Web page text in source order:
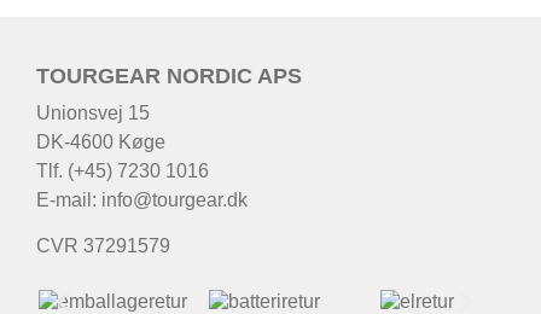
TOURGEAR NORDIC APS
Unionsvej 15
DK-4600 Køge
Tlf. (+45) 7230 1016
E-mail: info@tourgear.dk
CVR 37291579